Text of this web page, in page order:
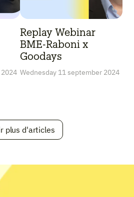
Replay Webinar
BME-Raboni x
Goodays
Wednesday 11 september 2024
plus d'articles